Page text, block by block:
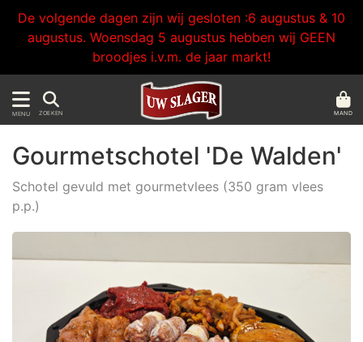
De volgende dagen zijn wij gesloten :6 augustus & 10
augustus. Woensdag 5 augustus hebben wij GEEN
broodjes i.v.m. de jaar markt!
MENU ZOEKEN MAND
Gourmetschotel 'De Walden'
Schotel gevuld met gourmetvlees (350 gram vlees
p.p.)